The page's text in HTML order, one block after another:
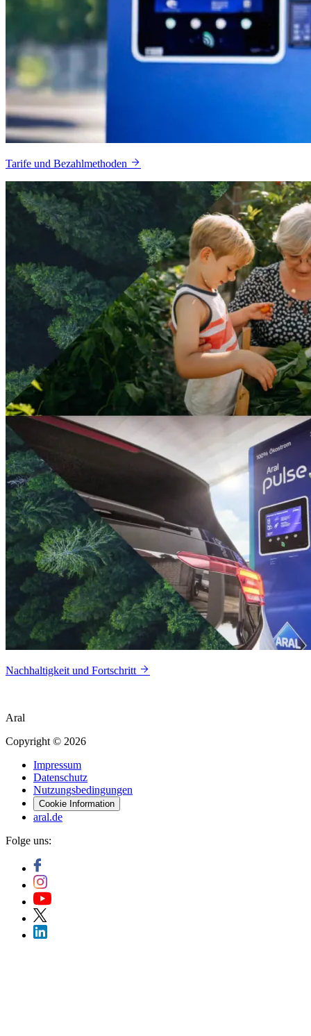
Tarife und Bezahlmethoden
Nachhaltigkeit und Fortschritt
Aral
Copyright © 2026
Impressum
Datenschutz
Nutzungsbedingungen
Cookie Information
aral.de
Folge uns: